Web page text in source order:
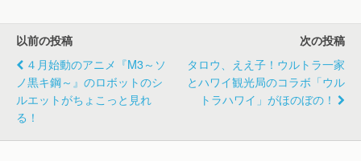
ラボアイテム第二
弾発表！
以前の投稿
４月始動のアニメ『M3～ソ
ノ黒キ鋼～』のロボットのシ
ルエットがちょこっと見れ
る！
次の投稿
タロウ、ええ子！ウルトラ一家
とハワイ観光局のコラボ「ウル
トラハワイ」がほのぼの！